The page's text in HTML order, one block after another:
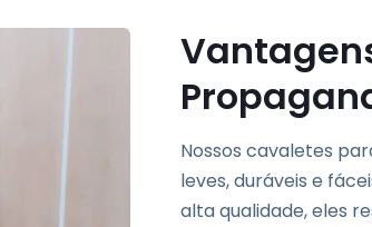
Nossos cavaletes
leves, duráveis e
alta qualidade, eles